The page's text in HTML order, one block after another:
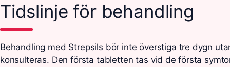
Tidslinje för behandling
Behandling med Strepsils bör inte överstiga tre dygn
konsulteras. Den första tabletten tas vid de första